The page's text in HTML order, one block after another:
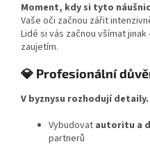
Moment, kdy si tyto
Vaše oči začnou zářit
Lidé si vás začnou všímat
zaujetím.
💎 Profesionální
V byznysu rozhodují detaily.
Vybudovat autoritu a
partnerů